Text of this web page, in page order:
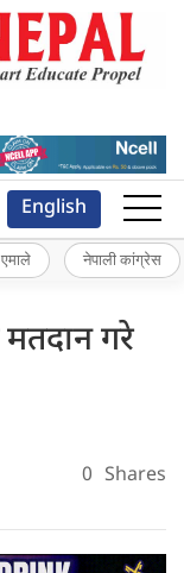
English
नेपाली कांग्रेस
मतदान गरे
0 Shares